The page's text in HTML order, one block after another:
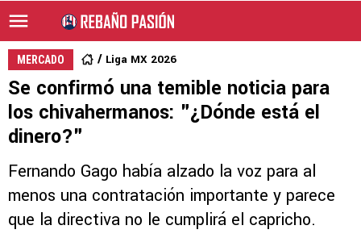
MERCADO Liga MX 2026
Se confirmó una temible noticia para
los chivahermanos: "¿Dónde está el
dinero?"
Fernando Gago había alzado la voz para al
menos una contratación importante y parece
que la directiva no le cumplirá el capricho.